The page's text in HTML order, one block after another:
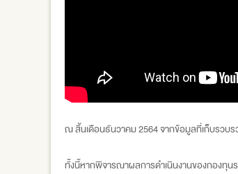
ณ สิ้นเดือนธันวาคม 2564 จากข้อมูลที่เก็บรวบ
ทั้งนี้หากพิจารณาผลการดำเนินงานของกองทุน